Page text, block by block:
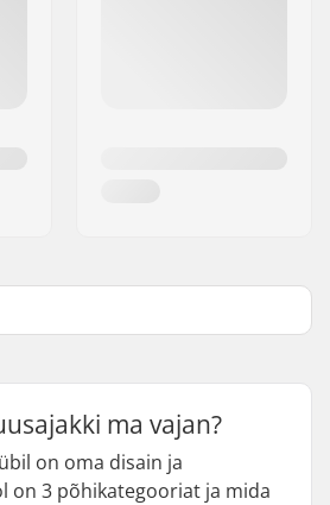
ma vajan?
on oma disain ja
on 3 põhikategooriat ja mida